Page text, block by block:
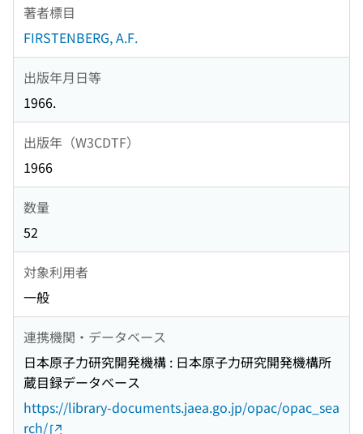
著者標目
FIRSTENBERG, A.F.
出版年月日等
1966.
出版年（W3CDTF）
1966
数量
52
対象利用者
一般
連携機関・データベース
日本原子力研究開発機構 : 日本原子力研究開発機構所
蔵目録データベース
https://library-documents.jaea.go.jp/opac/opac_sea
rch/